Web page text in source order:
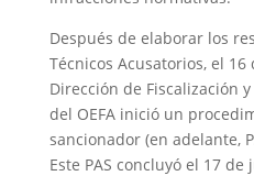
Después de elaborar los
Técnicos Acusatorios, el
Dirección de Fiscalización
del OEFA inició un
sancionador (en adelante,
Este PAS concluyó el 17